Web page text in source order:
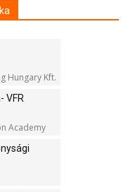
Hungary Kft.
VFR
Academy